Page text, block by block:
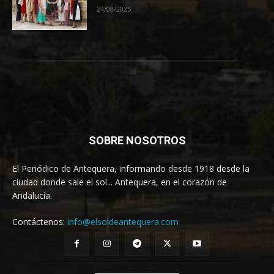
24/08/2025
SOBRE NOSOTROS
El Periódico de Antequera, informando desde 1918 desde la
ciudad donde sale el sol... Antequera, en el corazón de
Andalucía.
Contáctenos: info@elsoldeantequera.com